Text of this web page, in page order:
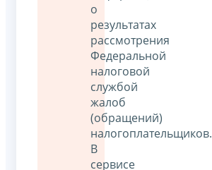
о
результатах
рассмотрения
Федеральной
налоговой
службой
жалоб
(обращений)
налогоплательщиков.
В
сервисе